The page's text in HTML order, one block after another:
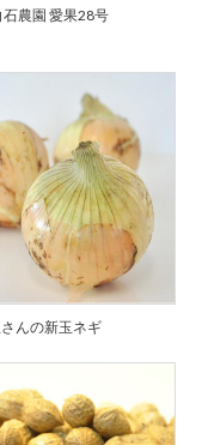
石農園 愛果28号
んの新玉ネギ